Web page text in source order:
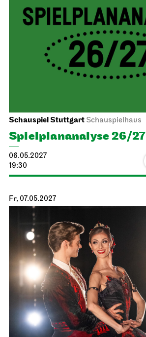
Schauspiel Stuttgart Schauspielhaus
Spiel­plan­analyse 26/27
06.05.2027
19:30
Fr, 07.05.2027